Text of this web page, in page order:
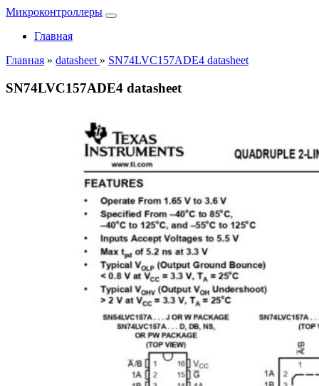
Микроконтроллеры
Главная
Главная » datasheet » SN74LVC157ADE4 datasheet
SN74LVC157ADE4 datasheet